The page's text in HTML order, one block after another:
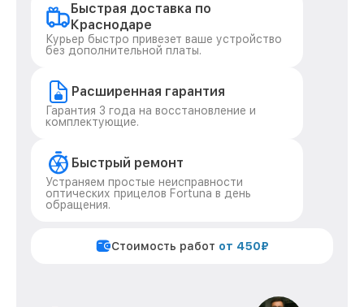
Быстрая доставка по
Краснодаре
Курьер быстро привезет ваше устройство
без дополнительной платы.
Расширенная гарантия
Гарантия 3 года на восстановление и
комплектующие.
Быстрый ремонт
Устраняем простые неисправности
оптических прицелов Fortuna в день
обращения.
Стоимость работ от 450₽